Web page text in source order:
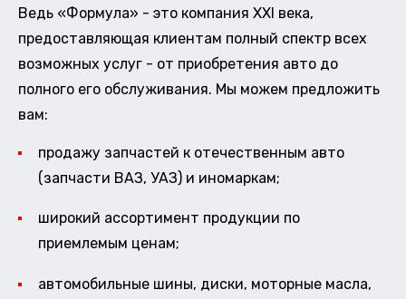
Ведь «Формула» - это компания XXI века,
предоставляющая клиентам полный спектр всех
возможных услуг - от приобретения авто до
полного его обслуживания. Мы можем предложить
вам:
продажу запчастей к отечественным авто
(запчасти ВАЗ, УАЗ) и иномаркам;
широкий ассортимент продукции по
приемлемым ценам;
автомобильные шины, диски, моторные масла,